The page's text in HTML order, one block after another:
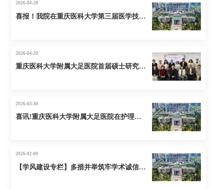
2026-04-28
喜报！我院在重庆医科大学第三届医学技术技能比赛中斩获佳绩
2026-04-20
重庆医科大学附属大足医院首届硕士研究生中期考核顺利完成
2026-03-30
喜讯!重庆医科大学附属大足医院在护理小讲课比赛中斩获佳绩
2026-02-09
【学风建设专栏】多措并举筑牢学术诚信防线--2026年度科学道德与学风建设工作计划